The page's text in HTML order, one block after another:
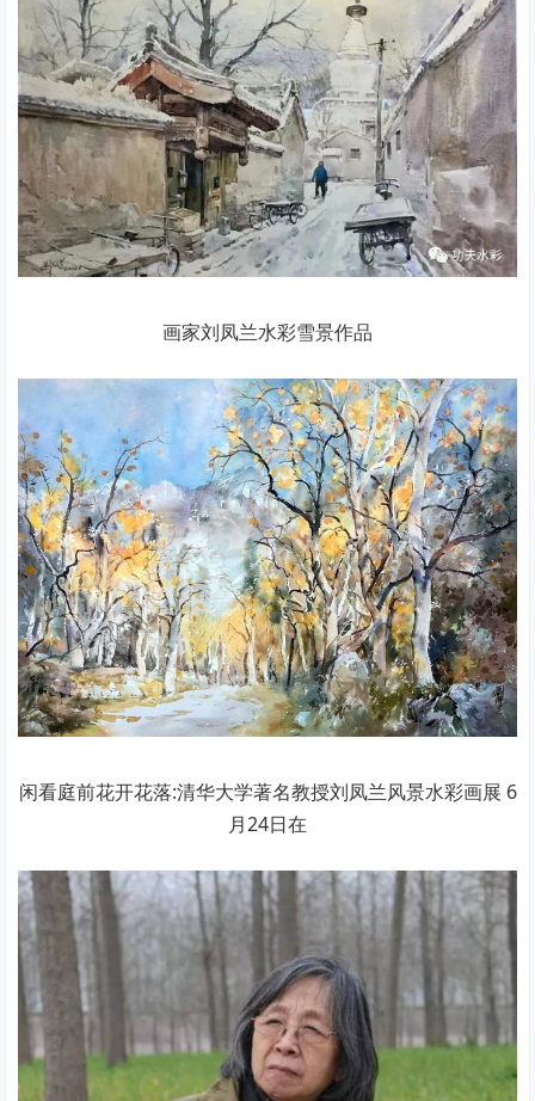
画家刘凤兰水彩雪景作品
闲看庭前花开花落:清华大学著名教授刘凤兰风景水彩画展 6
月24日在